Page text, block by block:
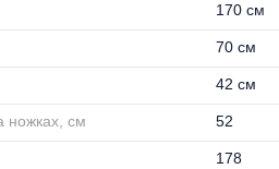
170 см
70 см
42 см
ножках, см 52
178